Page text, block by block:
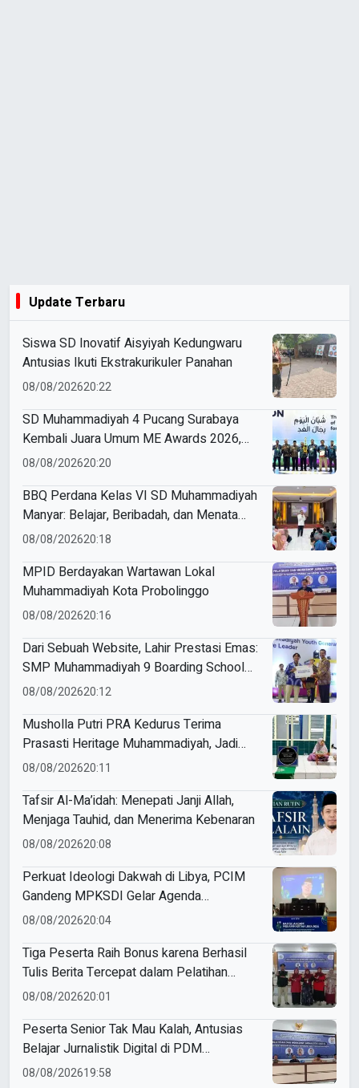
Update Terbaru
Siswa SD Inovatif Aisyiyah Kedungwaru
Antusias Ikuti Ekstrakurikuler Panahan
08/08/202620:22
SD Muhammadiyah 4 Pucang Surabaya
Kembali Juara Umum ME Awards 2026,
Borong 31 Medali
08/08/202620:20
BBQ Perdana Kelas VI SD Muhammadiyah
Manyar: Belajar, Beribadah, dan Menata
Langkah Raih Prestasi
08/08/202620:18
MPID Berdayakan Wartawan Lokal
Muhammadiyah Kota Probolinggo
08/08/202620:16
Dari Sebuah Website, Lahir Prestasi Emas:
SMP Muhammadiyah 9 Boarding School
Tanggulangin Raih Gold Medal ME Award
08/08/202620:12
Musholla Putri PRA Kedurus Terima
Prasasti Heritage Muhammadiyah, Jadi
Pengingat Sejarah Dakwah dan Amal Saleh
08/08/202620:11
Tafsir Al-Ma’idah: Menepati Janji Allah,
Menjaga Tauhid, dan Menerima Kebenaran
08/08/202620:08
Perkuat Ideologi Dakwah di Libya, PCIM
Gandeng MPKSDI Gelar Agenda
Perkaderan Baitul Arqom Perdana
08/08/202620:04
Tiga Peserta Raih Bonus karena Berhasil
Tulis Berita Tercepat dalam Pelatihan
Jurnalistik Digital
08/08/202620:01
Peserta Senior Tak Mau Kalah, Antusias
Belajar Jurnalistik Digital di PDM
Probolinggo
08/08/202619:58